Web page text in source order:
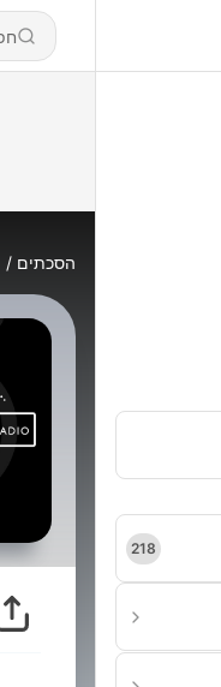
218
הסכתים